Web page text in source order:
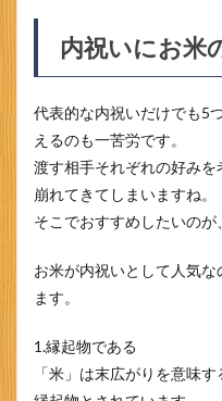
内祝いにお米
代表的な内祝いだけでも5
えるのも一苦労です。
渡す相手それぞれの好み
崩れてきてしまいますね。
そこでおすすめしたいのが
お米が内祝いとして人気
ます。
1.縁起物である
「米」は末広がりを意味